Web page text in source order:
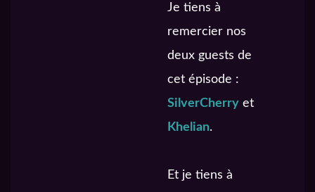
Je tiens à
remercier nos
deux guests de
cet épisode :
SilverCherryet
Khelian.
Et je tiens à